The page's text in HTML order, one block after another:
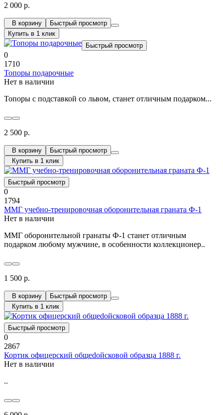
2 000 р.
В корзину
Быстрый просмотр
Купить в 1 клик
Быстрый просмотр
0
1710
Топоры подарочные
Нет в наличии
Топоры с подставкой со львом, станет отличным подарком...
2 500 р.
В корзину
Быстрый просмотр
Купить в 1 клик
Быстрый просмотр
0
1794
ММГ учебно-тренировочная оборонительная граната Ф-1
Нет в наличии
ММГ оборонительной гранаты Ф-1 станет отличным
подарком любому мужчине, в особенности коллекционер..
1 500 р.
В корзину
Быстрый просмотр
Купить в 1 клик
Быстрый просмотр
0
2867
Кортик офицерский общеdойсковой образца 1888 г.
Нет в наличии
..